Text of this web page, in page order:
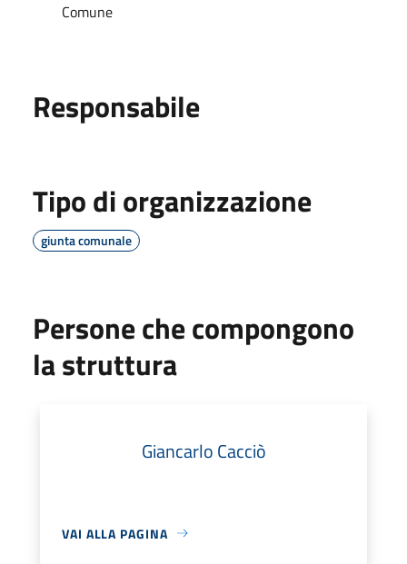
Comune
Responsabile
Tipo di organizzazione
giunta comunale
Persone che compongono
la struttura
Giancarlo Cacciò
VAI ALLA PAGINA